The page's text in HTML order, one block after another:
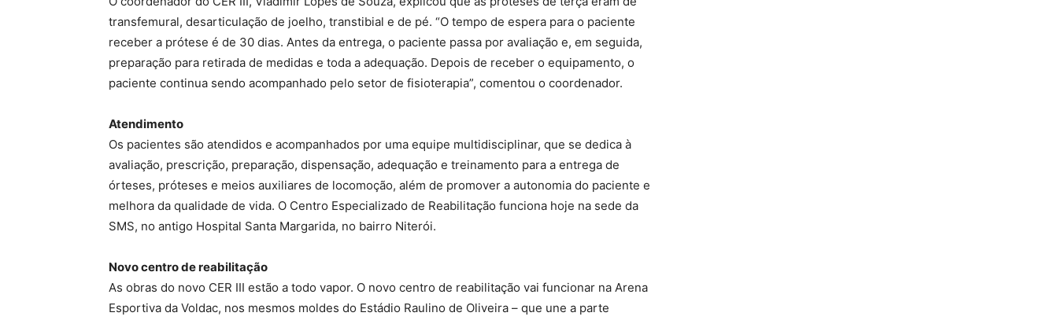
transfemural, desarticulação de joelho, transtibial e de pé. “O tempo de espera para o paciente
receber a prótese é de 30 dias. Antes da entrega, o paciente passa por avaliação e, em seguida,
preparação para retirada de medidas e toda a adequação. Depois de receber o equipamento, o
paciente continua sendo acompanhado pelo setor de fisioterapia”, comentou o coordenador.
Atendimento
Os pacientes são atendidos e acompanhados por uma equipe multidisciplinar, que se dedica à
avaliação, prescrição, preparação, dispensação, adequação e treinamento para a entrega de
órteses, próteses e meios auxiliares de locomoção, além de promover a autonomia do paciente e
melhora da qualidade de vida. O Centro Especializado de Reabilitação funciona hoje na sede da
SMS, no antigo Hospital Santa Margarida, no bairro Niterói.
Novo centro de reabilitação
As obras do novo CER III estão a todo vapor. O novo centro de reabilitação vai funcionar na Arena
Esportiva da Voldac, nos mesmos moldes do Estádio Raulino de Oliveira – que une a parte